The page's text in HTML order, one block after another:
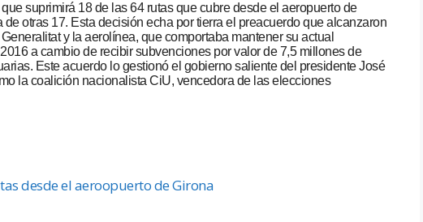
suprimirá 18 de las 64 rutas que cubre desde el aeropuerto de
otras 17. Esta decisión echa por tierra el preacuerdo que alcanzaron
y la aerolínea, que comportaba mantener su actual
a cambio de recibir subvenciones por valor de 7,5 millones de
Este acuerdo lo gestionó el gobierno saliente del presidente José
la coalición nacionalista CiU, vencedora de las elecciones
desde el aeroopuerto de Girona